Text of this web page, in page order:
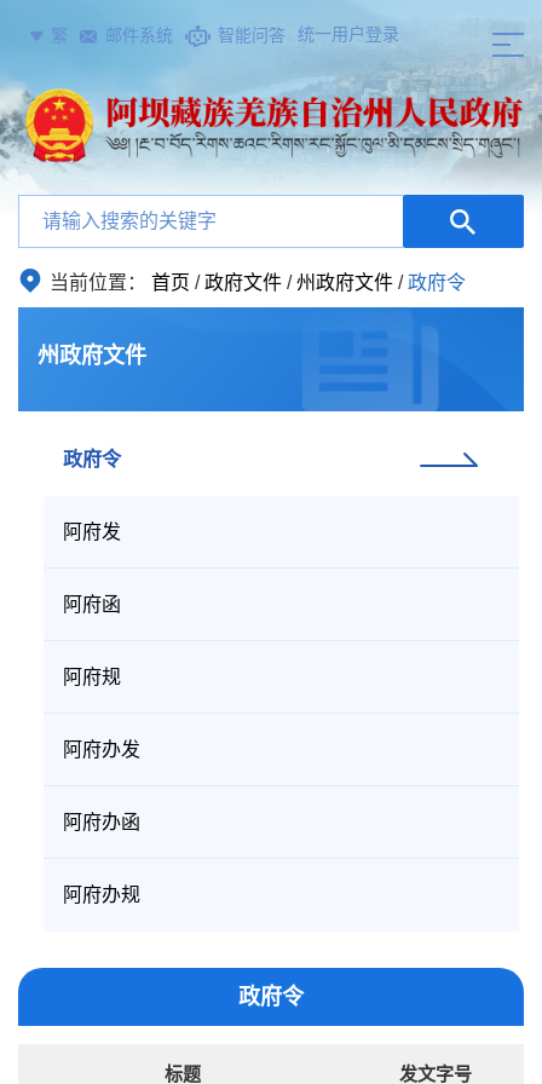
繁 邮件系统 智能问答 统一用户登录
当前位置： 首页 /政府文件 /州政府文件 /政府令
州政府文件
政府令
阿府发
阿府函
阿府规
阿府办发
阿府办函
阿府办规
政府令
标题 发文字号